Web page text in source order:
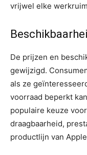
vrijwel elke
De prijzen en
gewijzigd.
als ze
voorraad beperkt
populaire keuze
draagbaarheid,
productlijn van